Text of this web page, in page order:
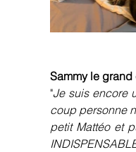
Sammy le grand
"Je suis encore
coup personne
petit Mattéo et